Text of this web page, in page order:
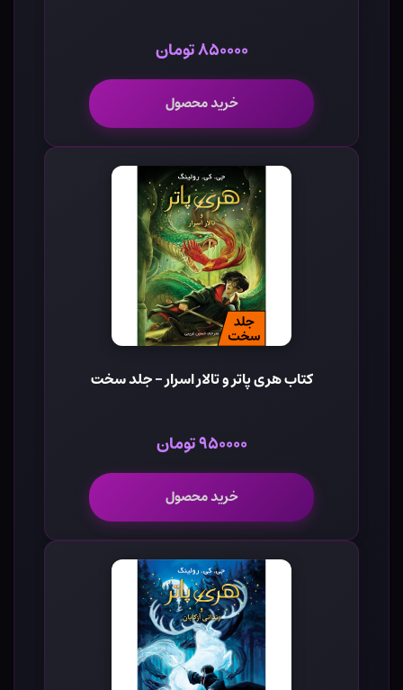
۸۵۰۰۰۰ تومان
خرید محصول
کتاب هری پاتر و تالار اسرار - جلد سخت
۹۵۰۰۰۰ تومان
خرید محصول